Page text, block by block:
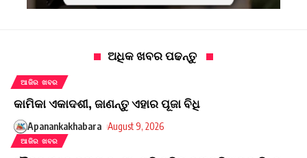
ଅଧିକ ଖବର ପଢନ୍ତୁ
ଆଜିର ଖବର
କାମିକା ଏକାଦଶୀ, ଜାଣନ୍ତୁ ଏହାର ପୂଜା ବିଧି
Apanankakhabara August 9, 2026
ଆଜିର ଖବର